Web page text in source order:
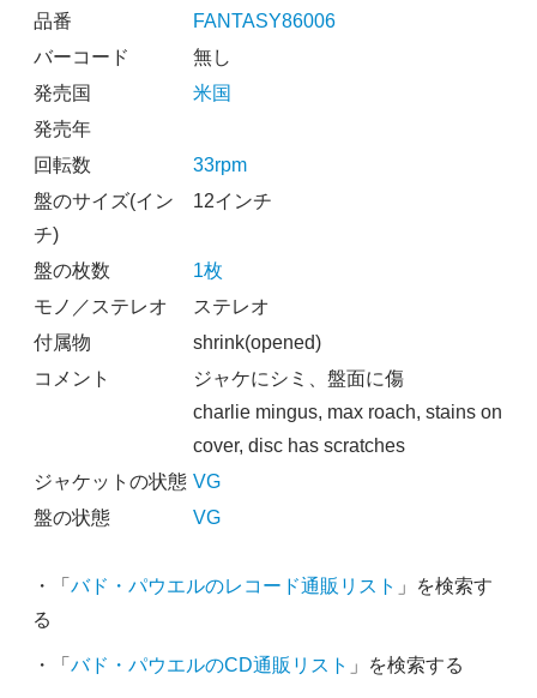
品番
FANTASY86006
バーコード
無し
発売国
米国
発売年
回転数
33rpm
盤のサイズ(イン
チ)
12インチ
盤の枚数
1枚
モノ／ステレオ
ステレオ
付属物
shrink(opened)
コメント
ジャケにシミ、盤面に傷
charlie mingus, max roach, stains on
cover, disc has scratches
ジャケットの状態 VG
盤の状態
VG
・「 バド・パウエルのレコード通販リスト 」を検索す
る
・「 バド・パウエルのCD通販リスト 」を検索する